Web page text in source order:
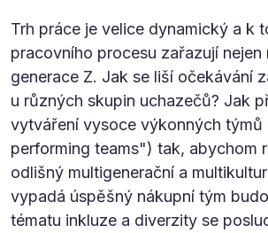
Trh práce je velice dynamický a k
pracovního procesu zařazují nejen
generace Z. Jak se liší očekávání
u různých skupin uchazečů? Jak
vytváření vysoce výkonných
performing teams") tak, abychom
odlišný multigenerační a
vypadá úspěšný nákupní tým
tématu inkluze a diverzity se